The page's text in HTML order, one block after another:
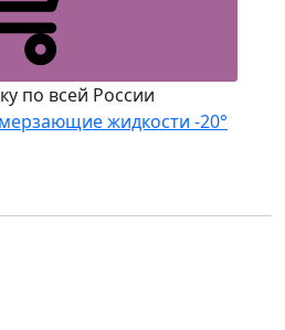
по всей России
жидкости -20°